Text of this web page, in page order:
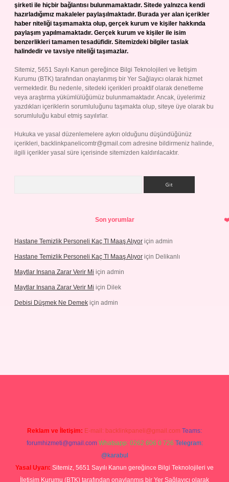
şirketi ile hiçbir bağlantısı bulunmamaktadır. Sitede yalnızca kendi
hazırladığımız makaleler paylaşılmaktadır. Burada yer alan içerikler
haber niteliği taşımamakta olup, gerçek kurum ve kişiler hakkında
paylaşım yapılmamaktadır. Gerçek kurum ve kişiler ile isim
benzerlikleri tamamen tesadüfidir. Sitemizdeki bilgiler taslak
halindedir ve tavsiye niteliği taşımazlar.
Sitemiz, 5651 Sayılı Kanun gereğince Bilgi Teknolojileri ve İletişim
Kurumu (BTK) tarafından onaylanmış bir Yer Sağlayıcı olarak hizmet
vermektedir. Bu nedenle, sitedeki içerikleri proaktif olarak denetleme
veya araştırma yükümlülüğümüz bulunmamaktadır. Ancak, üyelerimiz
yazdıkları içeriklerin sorumluluğunu taşımakta olup, siteye üye olarak bu
sorumluluğu kabul etmiş sayılırlar.
Hukuka ve yasal düzenlemelere aykırı olduğunu düşündüğünüz
içerikleri, backlinkpanelicomtr@gmail.com adresine bildirmeniz halinde,
ilgili içerikler yasal süre içerisinde sitemizden kaldırılacaktır.
Son yorumlar
Hastane Temizlik Personeli Kaç Tl Maaş Alıyor için admin
Hastane Temizlik Personeli Kaç Tl Maaş Alıyor için Delikanlı
Maytlar Insana Zarar Verir Mi için admin
Maytlar Insana Zarar Verir Mi için Dilek
Debisi Düşmek Ne Demek için admin
Reklam ve İletişim: E-mail: backlinkpaneli@gmail.com Teams:
forumhizmeti@gmail.com Whatsapp: 0262 606 0 726 Telegram:
@karabul
Yasal Uyarı: Sitemiz, 5651 Sayılı Kanun gereğince Bilgi Teknolojileri ve
İletişim Kurumu (BTK) tarafından onaylanmış bir Yer Sağlayıcı olarak